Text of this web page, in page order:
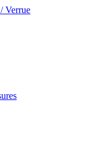
Verrue